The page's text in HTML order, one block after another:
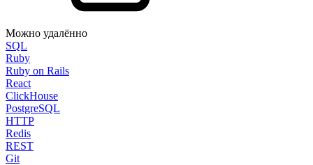
Можно удалённо
SQL
Ruby
Ruby on Rails
React
ClickHouse
PostgreSQL
HTTP
Redis
REST
Git